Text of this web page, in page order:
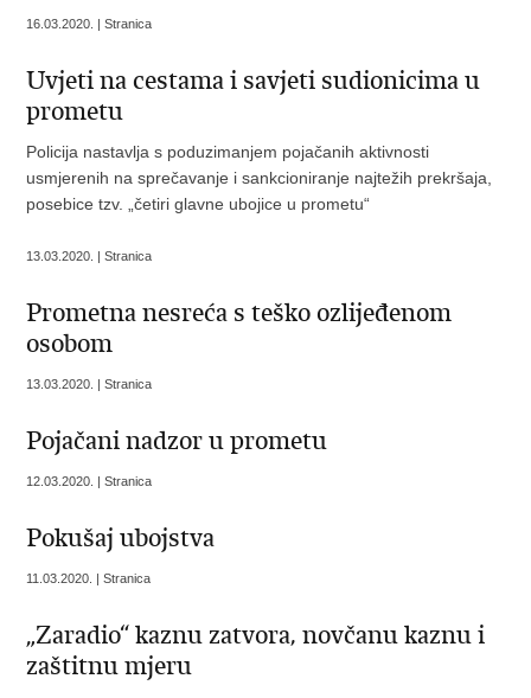
16.03.2020. | Stranica
Uvjeti na cestama i savjeti sudionicima u
prometu
Policija nastavlja s poduzimanjem pojačanih aktivnosti
usmjerenih na sprečavanje i sankcioniranje najtežih prekršaja,
posebice tzv. „četiri glavne ubojice u prometu“
13.03.2020. | Stranica
Prometna nesreća s teško ozlijeđenom
osobom
13.03.2020. | Stranica
Pojačani nadzor u prometu
12.03.2020. | Stranica
Pokušaj ubojstva
11.03.2020. | Stranica
„Zaradio“ kaznu zatvora, novčanu kaznu i
zaštitnu mjeru